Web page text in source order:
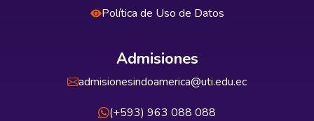
Política de Uso de Datos
Admisiones
admisionesindoamerica@uti.edu.ec
(+593) 963 088 088